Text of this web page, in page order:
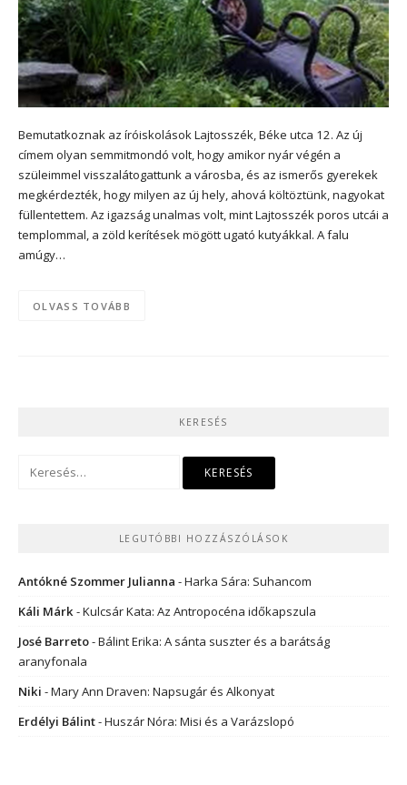
Bemutatkoznak az íróiskolások Lajtosszék, Béke utca 12. Az új
címem olyan semmitmondó volt, hogy amikor nyár végén a
szüleimmel visszalátogattunk a városba, és az ismerős gyerekek
megkérdezték, hogy milyen az új hely, ahová költöztünk, nagyokat
füllentettem. Az igazság unalmas volt, mint Lajtosszék poros utcái a
templommal, a zöld kerítések mögött ugató kutyákkal. A falu
amúgy…
OLVASS TOVÁBB
KERESÉS
LEGUTÓBBI HOZZÁSZÓLÁSOK
Antókné Szommer Julianna -Harka Sára: Suhancom
Káli Márk-Kulcsár Kata: Az Antropocéna időkapszula
José Barreto-Bálint Erika: A sánta suszter és a barátság
aranyfonala
Niki -Mary Ann Draven: Napsugár és Alkonyat
Erdélyi Bálint-Huszár Nóra: Misi és a Varázslopó